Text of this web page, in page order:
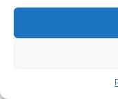
Grand Studio est
Bruxelles – Service
WBI, Wallonie
Grand Studio fait
© 2025 Tous droits